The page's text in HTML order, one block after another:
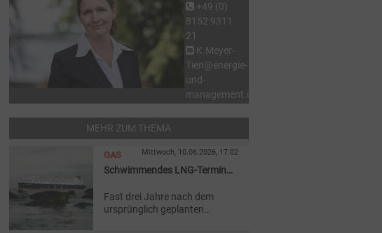
+49 (0)
8152 9311
21
K.Meyer-
Tien@energie-
und-
management.de
MEHR ZUM THEMA
GAS Mittwoch, 10.06.2026, 17:02
Schwimmendes LNG-Terminal
starten
Fast drei Jahre nach dem
ursprünglich geplanten